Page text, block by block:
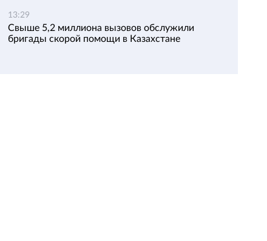
13:29
Свыше 5,2 миллиона вызовов обслужили
бригады скорой помощи в Казахстане